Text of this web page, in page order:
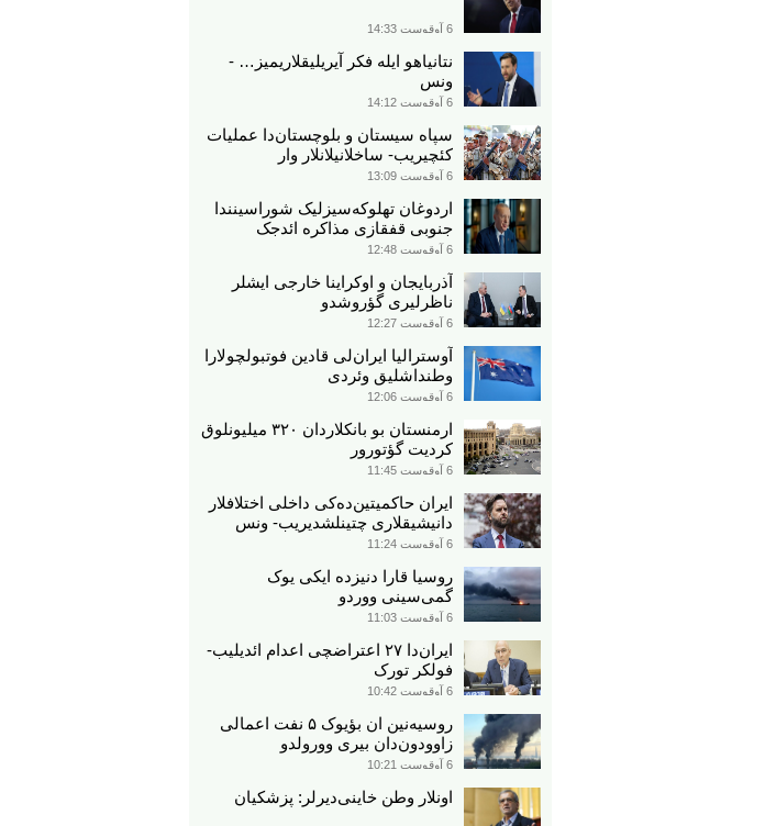
6 آوقوست 14:33
نتانیاهو ایله فکر آیریلیقلاریمیز… -
ونس
6 آوقوست 14:12
سپاه سیستان و بلوچستان‌دا عملیات
کئچیریب- ساخلانیلانلار وار
6 آوقوست 13:09
اردوغان تهلوکه‌سیزلیک شوراسینندا
جنوبی قفقازی مذاکره ائد‌جک
6 آوقوست 12:48
آذربایجان و اوکراینا خارجی ایشلر
ناظرلیری گؤروشدو
6 آوقوست 12:27
آوسترالیا ایران‌لی قادین فوتبولچولارا
وطنداشلیق وئردی
6 آوقوست 12:06
ارمنستان بو بانکلاردان ۳۲۰ میلیونلوق
کردیت گؤتورور
6 آوقوست 11:45
ایران حاکمیتین‌ده‌کی داخلی اختلافلار
دانیشیقلاری چتینلشدیریب- ونس
6 آوقوست 11:24
روسیا قارا دنیزده ایکی یوک
گمی‌سینی ووردو
6 آوقوست 11:03
ایران‌دا ۲۷ اعتراضچی اعدام ائدیلیب-
فولکر تورک
6 آوقوست 10:42
روسیه‌نین ان بؤیوک ۵ نفت اعمالی
زاوودون‌دان بیری وورولدو
6 آوقوست 10:21
اونلار وطن خاینی‌دیرلر: پزشکیان